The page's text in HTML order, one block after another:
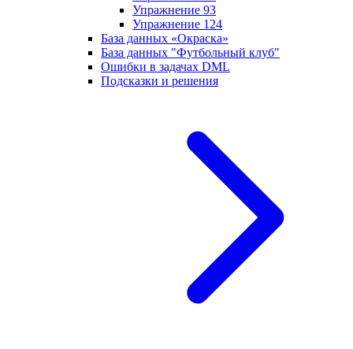
Упражнение 93
Упражнение 124
База данных «Окраска»
База данных "Футбольный клуб"
Ошибки в задачах DML
Подсказки и решения